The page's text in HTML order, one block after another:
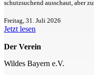
schutzsuchend ausschaut, aber
Freitag, 31. Juli 2026
Jetzt lesen
Der Verein
Wildes Bayern e.V.